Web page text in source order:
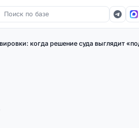
когда решение суда выглядит